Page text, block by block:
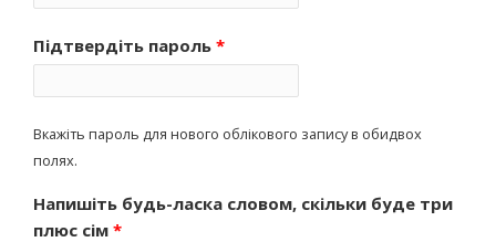
Підтвердіть пароль *
Вкажіть пароль для нового облікового запису в обидвох
полях.
Напишіть будь-ласка словом, скільки буде три
плюс сім *